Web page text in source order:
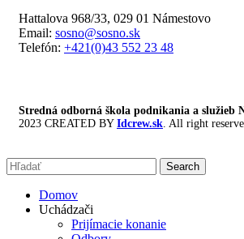
Hattalova 968/33, 029 01 Námestovo
Email: sosno@sosno.sk
Telefón: +421(0)43 552 23 48
Stredná odborná škola podnikania a služieb
2023 CREATED BY Idcrew.sk. All right
Search
Domov
Uchádzači
Prijímacie konanie